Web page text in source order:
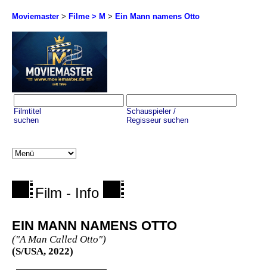
Moviemaster > Filme > M > Ein Mann namens Otto
Filmtitel
suchen
Schauspieler /
Regisseur suchen
Film - Info
EIN MANN NAMENS OTTO
("A Man Called Otto")
(S/USA, 2022)